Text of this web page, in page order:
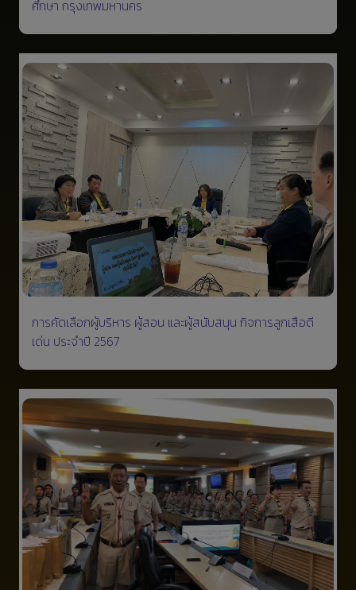
ศึกษา กรุงเทพมหานคร
การคัดเลือกผู้บริหาร ผู้สอน และผู้สนับสนุน กิจการลูกเสือดี
เด่น ประจำปี 2567